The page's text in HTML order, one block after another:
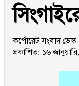
কর্পোরেট সংবাদ ডেস্ক
প্রকাশিত: ১৬